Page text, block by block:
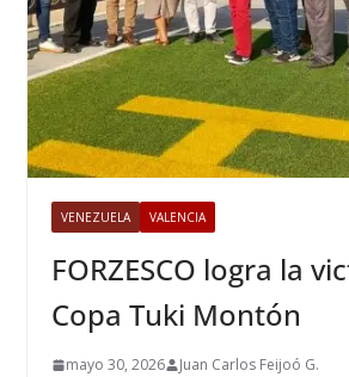
VENEZUELA VALENCIA
FORZESCO logra la
Copa Tuki Montón
mayo 30, 2026 Juan Carlos Feijoó G.